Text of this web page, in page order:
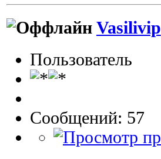
Vasilivip
Пользователь
Сообщений: 57